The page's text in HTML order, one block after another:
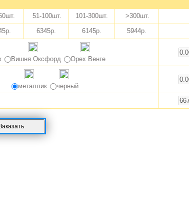
51-100шт. 101-300шт.
>300шт.
6345р. 6145р. 5944р.
Вишня Оксфорд Орех Венге
металлик
черный